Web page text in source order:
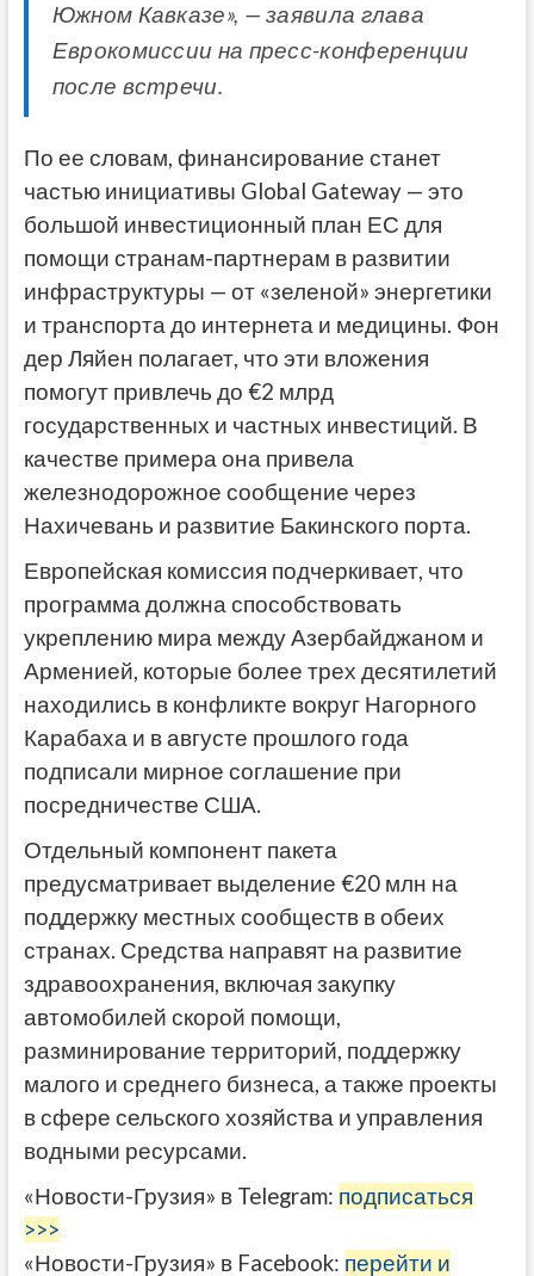
Южном Кавказе», — заявила глава
Еврокомиссии на пресс-конференции
после встречи.
По ее словам, финансирование станет
частью инициативы Global Gateway — это
большой инвестиционный план ЕС для
помощи странам-партнерам в развитии
инфраструктуры — от «зеленой» энергетики
и транспорта до интернета и медицины. Фон
дер Ляйен полагает, что эти вложения
помогут привлечь до €2 млрд
государственных и частных инвестиций. В
качестве примера она привела
железнодорожное сообщение через
Нахичевань и развитие Бакинского порта.
Европейская комиссия подчеркивает, что
программа должна способствовать
укреплению мира между Азербайджаном и
Арменией, которые более трех десятилетий
находились в конфликте вокруг Нагорного
Карабаха и в августе прошлого года
подписали мирное соглашение при
посредничестве США.
Отдельный компонент пакета
предусматривает выделение €20 млн на
поддержку местных сообществ в обеих
странах. Средства направят на развитие
здравоохранения, включая закупку
автомобилей скорой помощи,
разминирование территорий, поддержку
малого и среднего бизнеса, а также проекты
в сфере сельского хозяйства и управления
водными ресурсами.
«Новости-Грузия» в Telegram: подписаться
>>>
«Новости-Грузия» в Facebook: перейти и